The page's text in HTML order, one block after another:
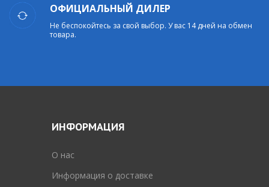
ОФИЦИАЛЬНЫЙ ДИЛЕР
Не беспокойтесь за свой выбор. У вас 14 дней на обмен
товара.
ИНФОРМАЦИЯ
O нас
Информация о доставке